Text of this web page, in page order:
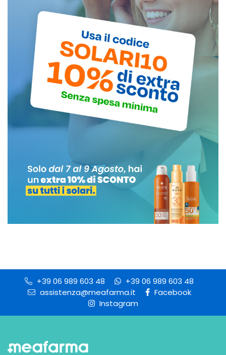
+39 06 989 603 48
+39 06 989 603 48
assistenza@meafarma.it
Facebook
Instagram